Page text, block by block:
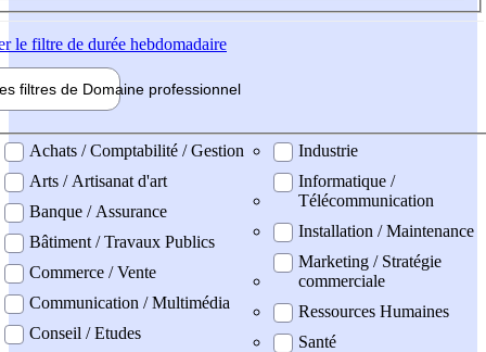
le filtre de durée hebdomadaire
filtres de Domaine professionnel
professionel
Achats / Comptabilité / Gestion
Arts / Artisanat d'art
Banque / Assurance
Bâtiment / Travaux Publics
Commerce / Vente
Communication / Multimédia
Conseil / Etudes
Industrie
Informatique /
Télécommunication
Installation / Maintenance
Marketing / Stratégie
commerciale
Ressources Humaines
Santé